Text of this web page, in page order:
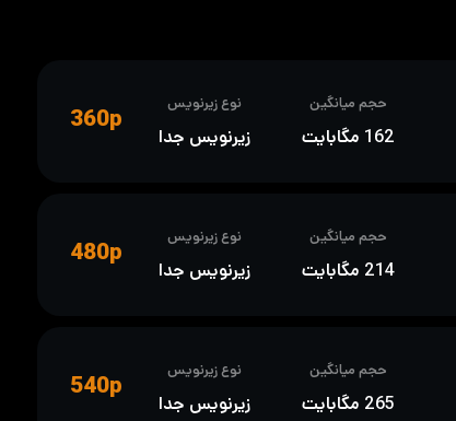
حجم میانگین
162 مگابایت
نوع زیرنویس
زیرنویس جدا
360p
حجم میانگین
214 مگابایت
نوع زیرنویس
زیرنویس جدا
480p
حجم میانگین
265 مگابایت
نوع زیرنویس
زیرنویس جدا
540p